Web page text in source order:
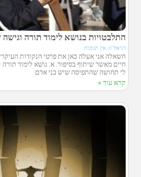
התלבטויות בנושא לימוד תורה
דניאל אין תגובות
השאלה אני אעלה כאן את פרטי הנקודות
חיים מאשר שיתוף בסיפור. א. נושא לימוד
לי תחושה שהתפיסה שיש בני אדם
קרא עוד »